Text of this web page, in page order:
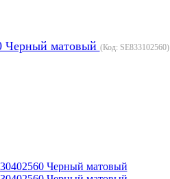
Черный матовый (Код: SE833102560)